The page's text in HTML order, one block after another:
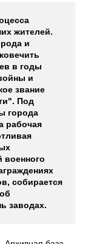
жителей.
и
в годы
и
звание
Под
города
рабочая
военного
собирается
заводах.